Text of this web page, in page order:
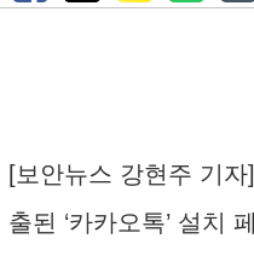
[보안뉴스 강현주 기
출된 ‘카카오톡’ 설치